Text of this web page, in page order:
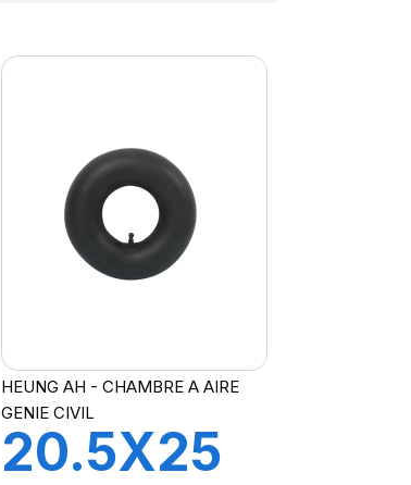
HEUNG AH - CHAMBRE A AIRE
GENIE CIVIL
20.5X25